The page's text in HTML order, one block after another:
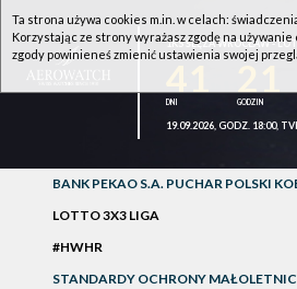
1KS ŚLĘZA WROCŁAW -
19.09.2026, GODZ. 18:00,
BANK PEKAO S.A. PUCHAR POLSKI
LOTTO 3X3 LIGA
#HWHR
STANDARDY OCHRONY
Ta strona używa cookies m.in. w celach:
Korzystając ze strony wyrażasz zgodę na
zgody powinieneś zmienić ustawienia swojej